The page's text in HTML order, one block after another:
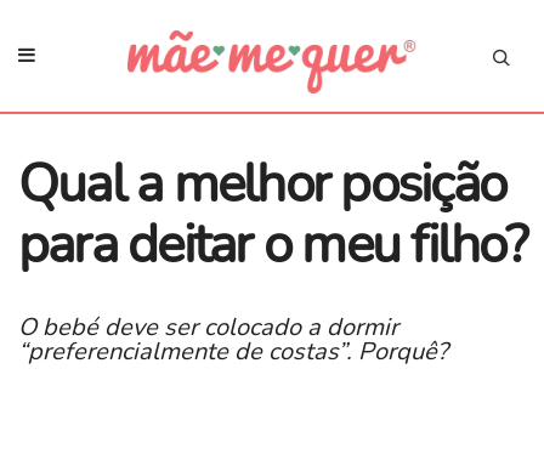
Qual a melhor posição
para deitar o meu filho?
O bebé deve ser colocado a dormir
“preferencialmente de costas”. Porquê?